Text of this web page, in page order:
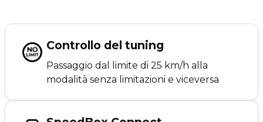
Controllo del tuning
Passaggio dal limite di 25 km/h alla
modalità senza limitazioni e viceversa